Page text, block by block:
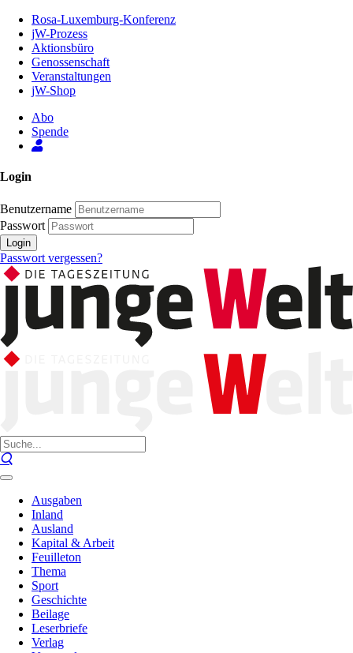
Inhalt
Seite
Rosa-Luxemburg-Konferenz
jW-Prozess
Aktionsbüro
Genossenschaft
Veranstaltungen
jW-Shop
Abo
Spende
Login
Benutzername
Passwort
Login
Passwort vergessen?
Ausgaben
Inland
Ausland
Kapital & Arbeit
Feuilleton
Thema
Sport
Geschichte
Beilage
Leserbriefe
Verlag